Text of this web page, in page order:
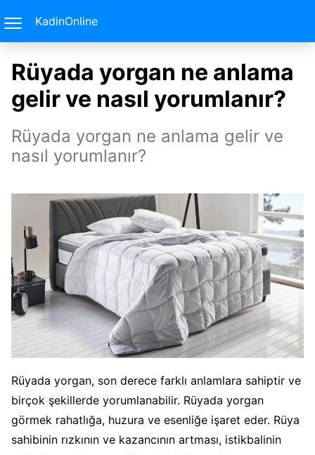
KadinOnline
Rüyada yorgan ne anlama
gelir ve nasıl yorumlanır?
Rüyada yorgan ne anlama gelir ve
nasıl yorumlanır?
Rüyada yorgan, son derece farklı anlamlara sahiptir ve
birçok şekillerde yorumlanabilir. Rüyada yorgan
görmek rahatlığa, huzura ve esenliğe işaret eder. Rüya
sahibinin rızkının ve kazancının artması, istikbalinin